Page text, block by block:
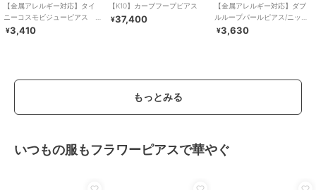
【金属アレルギー対応】タイ
ニーコスモビジューピアス
小粒/小さい/小さめ/セカンドホ
¥3,410
【K10】カーブフープピアス
¥37,400
【金属アレルギー対応】ダブ
ルループパールピアス/ニッケ
ルフリー
¥3,630
もっとみる
いつもの服もフラワーピアスで華やぐ